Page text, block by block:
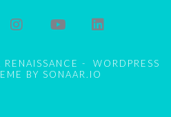
- WORDPRESS
BY SONAAR.IO